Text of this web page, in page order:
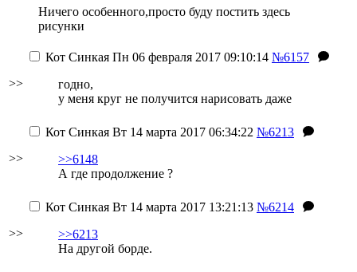
Ничего особенного,просто буду постить здесь
рисунки
>>
Кот Синкая Пн 06 февраля 2017 09:10:14 №6157
годно,
у меня круг не получится нарисовать даже
>>
Кот Синкая Вт 14 марта 2017 06:34:22 №6213
>>6148
А где продолжение ?
>>
Кот Синкая Вт 14 марта 2017 13:21:13 №6214
>>6213
На другой борде.